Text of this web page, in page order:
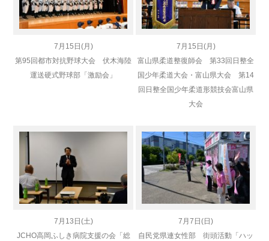
7月15日(月)
第95回都市対抗野球大会 伏木海陸
運送硬式野球部「激励会」
7月15日(月)
富山県柔道整復師会 第33回日整全
国少年柔道大会・富山県大会 第14
回日整全国少年柔道形競技会富山県
大会
7月13日(土)
JCHO高岡ふしき病院支援の会「総
7月7日(日)
自民党県連女性部 街頭活動「ハッ